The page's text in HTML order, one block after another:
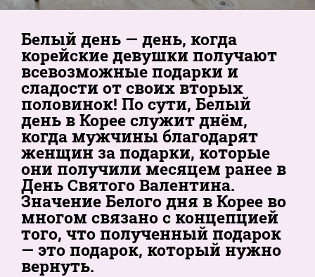
Белый день — день, когда
корейские девушки получают
всевозможные подарки и
сладости от своих вторых
половинок! По сути, Белый
день в Корее служит днём,
когда мужчины благодарят
женщин за подарки, которые
они получили месяцем ранее в
День Святого Валентина.
Значение Белого дня в Корее во
многом связано с концепцией
того, что полученный подарок
— это подарок, который нужно
вернуть.